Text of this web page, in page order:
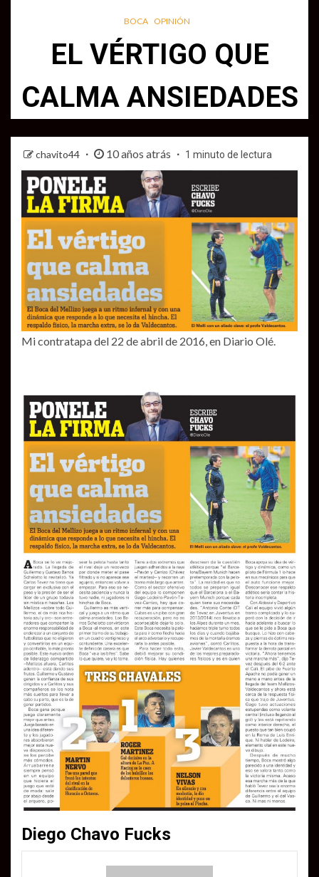
BOCA OPINIÓN
EL VÉRTIGO QUE
CALMA ANSIEDADES
chavito44 10 años atrás 1 minuto de lectura
Mi contratapa del 22 de abril de 2016, en Diario Olé.
Diego Chavo Fucks